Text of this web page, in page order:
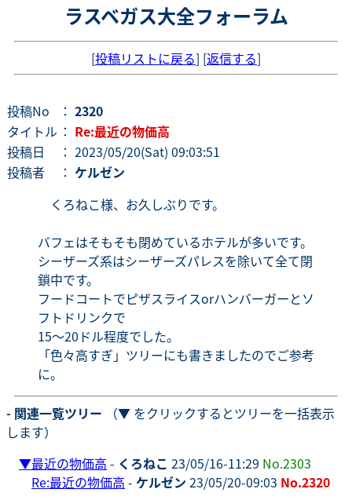
ラスベガス大全フォーラム
[投稿リストに戻る] [返信する]
投稿No ： 2320
タイトル ： Re:最近の物価高
投稿日
： 2023/05/20(Sat) 09:03:51
投稿者
： ケルゼン
くろねこ様、お久しぶりです。
バフェはそもそも閉めているホテルが多いです。
シーザーズ系はシーザーズパレスを除いて全て閉
鎖中です。
フードコートでピザスライスorハンバーガーとソ
フトドリンクで
15～20ドル程度でした。
「色々高すぎ」ツリーにも書きましたのでご参考
に。
- 関連一覧ツリー （▼ をクリックするとツリーを一括表示
します）
▼最近の物価高 - くろねこ 23/05/16-11:29 No.2303
Re:最近の物価高 - ケルゼン 23/05/20-09:03 No.2320